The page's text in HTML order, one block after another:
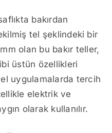
bakırdan
tel şeklindeki bir
olan bu bakır teller,
üstün özellikleri
uygulamalarda tercih
elektrik ve
olarak kullanılır.